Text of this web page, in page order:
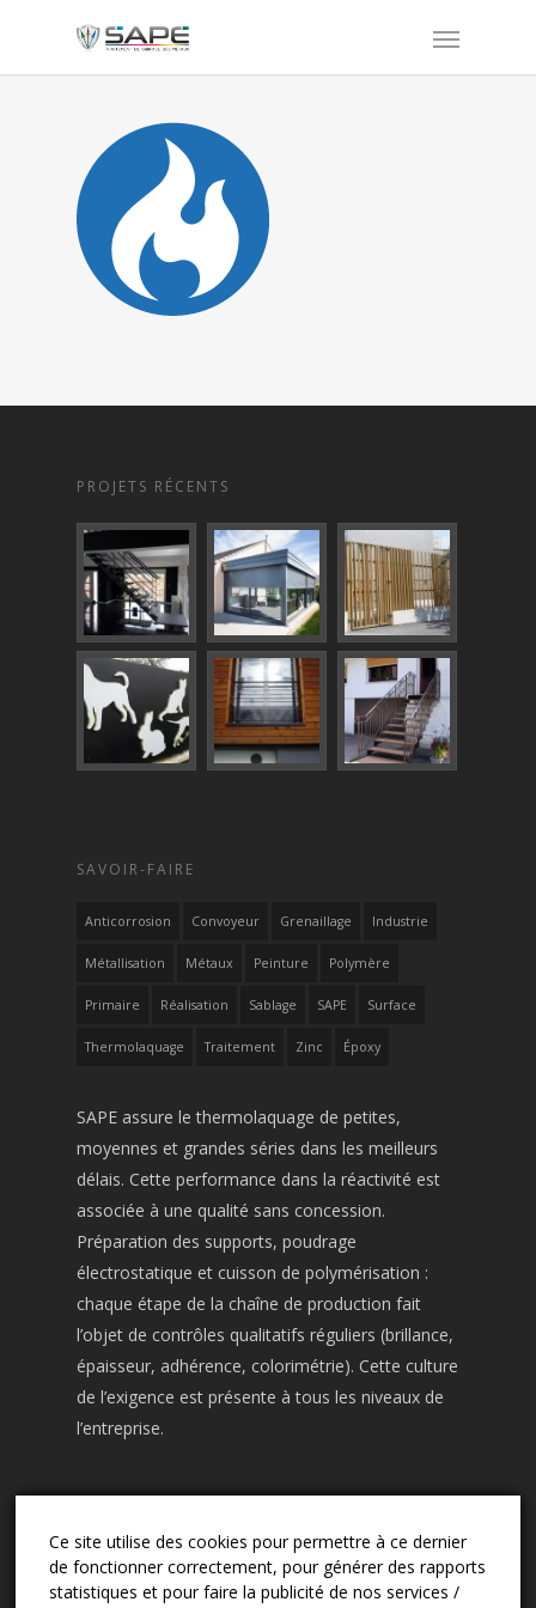
PROJETS RÉCENTS
SAVOIR-FAIRE
Anticorrosion Convoyeur Grenaillage Industrie
Métallisation Métaux Peinture Polymère
Primaire Réalisation Sablage SAPE Surface
Thermolaquage Traitement Zinc Époxy
SAPE assure le thermolaquage de petites,
moyennes et grandes séries dans les meilleurs
délais. Cette performance dans la réactivité est
associée à une qualité sans concession.
Préparation des supports, poudrage
électrostatique et cuisson de polymérisation :
chaque étape de la chaîne de production fait
l’objet de contrôles qualitatifs réguliers (brillance,
épaisseur, adhérence, colorimétrie). Cette culture
de l’exigence est présente à tous les niveaux de
l’entreprise.
CONTACT
03.24.57.02.13
Ce site utilise des cookies pour permettre à ce dernier
de fonctionner correctement, pour générer des rapports
statistiques et pour faire la publicité de nos services /